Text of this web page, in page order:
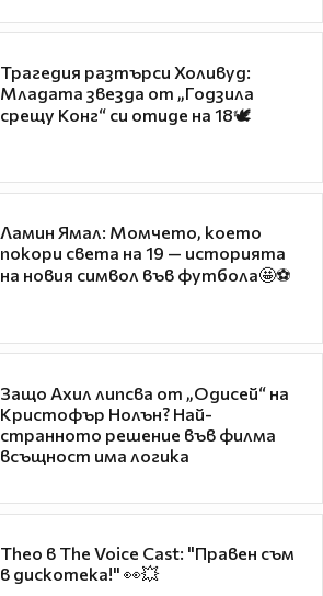
Трагедия разтърси Холивуд:
Младата звезда от „Годзила
срещу Конг“ си отиде на 18🕊️
Ламин Ямал: Момчето, което
покори света на 19 — историята
на новия символ във футбола🤩⚽
Защо Ахил липсва от „Одисей“ на
Кристофър Нолън? Най-
странното решение във филма
всъщност има логика
Theo в The Voice Cast: "Правен съм
в дискотека!" 👀💥